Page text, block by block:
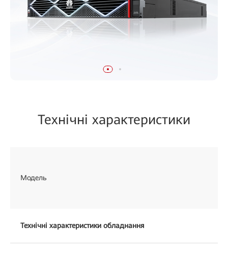
Технічні характеристики
Модель
Технічні характеристики обладнання